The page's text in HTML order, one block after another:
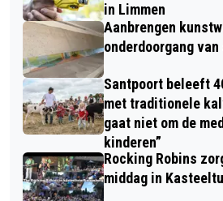
in Limmen
Aanbrengen
onderdoorgang
Santpoort beleeft
met traditionele
gaat niet om de
kinderen”
Rocking Robins
middag in